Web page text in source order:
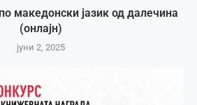
македонски јазик од далечина
(онлајн)
јуни 2, 2025